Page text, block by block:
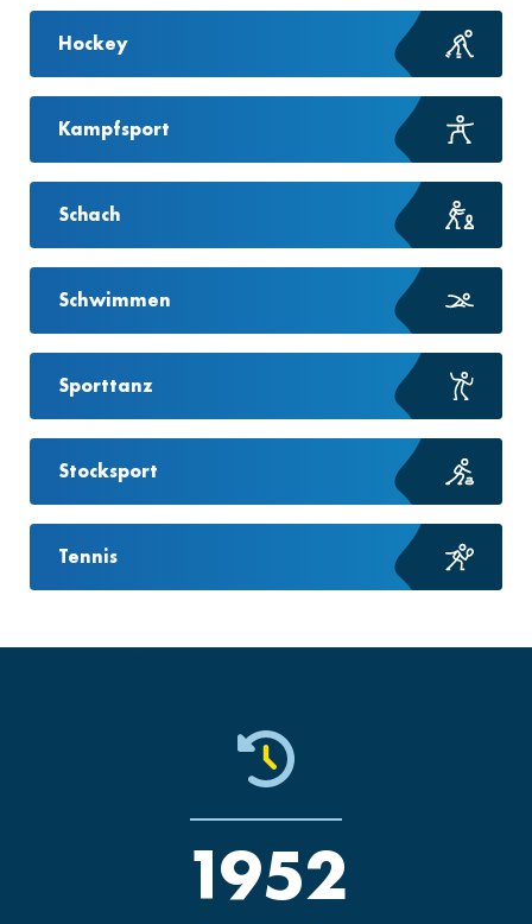
Hockey
Kampfsport
Schach
Schwimmen
Sporttanz
Stocksport
Tennis
1952